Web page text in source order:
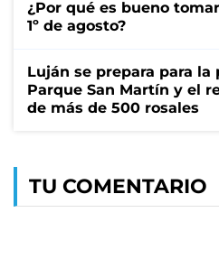
¿Por qué es bueno
1º de agosto?
Luján se prepara para la
Parque San Martín y el
de más de 500 rosales
TU COMENTARIO